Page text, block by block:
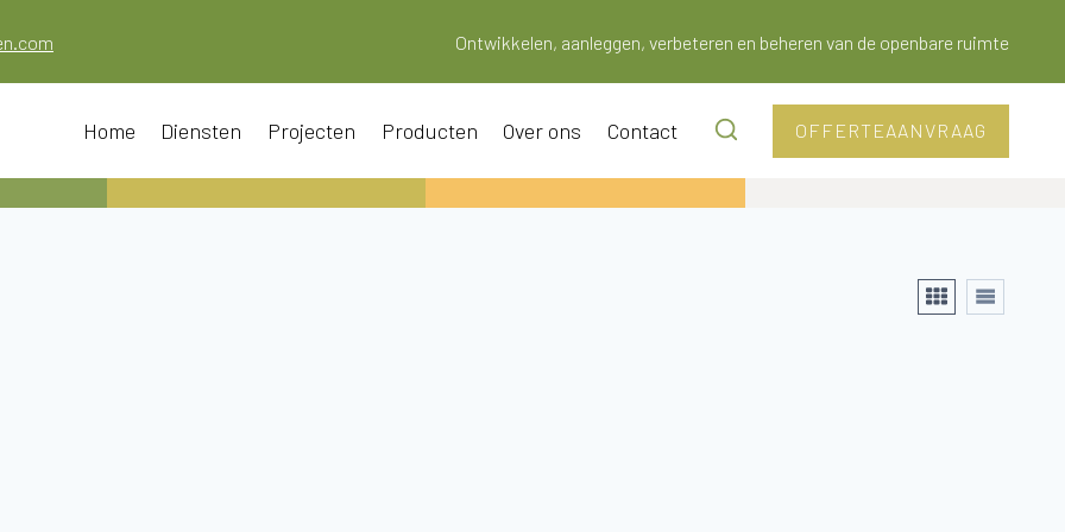
Ontwikkelen, aanleggen, verbeteren en beheren van de openbare ruimte
Home Diensten Projecten Producten Over ons Contact OFFERTEAANVRAAG